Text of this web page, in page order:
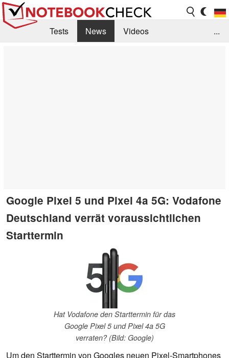
Tests News
Videos
...
Google Pixel 5 und Pixel 4a 5G: Vodafone
Deutschland verrät voraussichtlichen
Starttermin
Hat Vodafone den Starttermin für das
Google Pixel 5 und Pixel 4a 5G
verraten? (Bild: Google)
Um den Starttermin von Googles neuen Pixel-Smartphones